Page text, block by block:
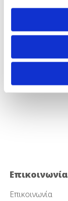
Τμήματα
Επικοινωνία
Επικοινωνία